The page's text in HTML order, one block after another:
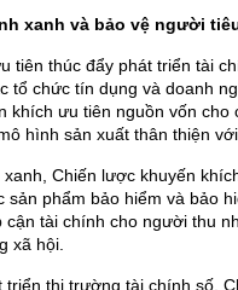
xanh và bảo vệ người
tiên thúc đẩy phát triển tài
tổ chức tín dụng và doanh
khích ưu tiên nguồn vốn cho
hình sản xuất thân thiện
Chiến lược khuyến
sản phẩm bảo hiểm và bảo
cận tài chính cho người thu
xã hội.
triển thị trường tài chính số,